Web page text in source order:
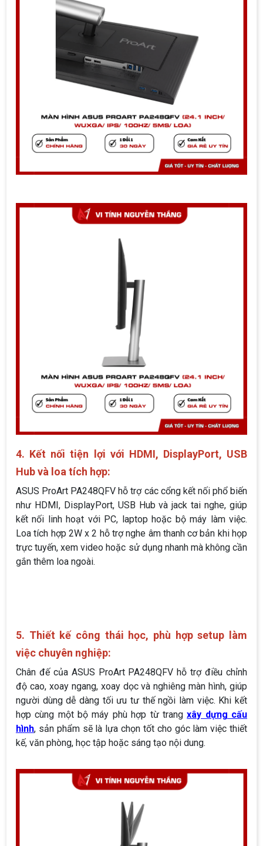
4. Kết nối tiện lợi với HDMI, DisplayPort, USB
Hub và loa tích hợp:
ASUS ProArt PA248QFV hỗ trợ các cổng kết nối phổ biến
như HDMI, DisplayPort, USB Hub và jack tai nghe, giúp
kết nối linh hoạt với PC, laptop hoặc bộ máy làm việc.
Loa tích hợp 2W x 2 hỗ trợ nghe âm thanh cơ bản khi họp
trực tuyến, xem video hoặc sử dụng nhanh mà không cần
gắn thêm loa ngoài.
5. Thiết kế công thái học, phù hợp setup làm
việc chuyên nghiệp:
Chân đế của ASUS ProArt PA248QFV hỗ trợ điều chỉnh
độ cao, xoay ngang, xoay dọc và nghiêng màn hình, giúp
người dùng dễ dàng tối ưu tư thế ngồi làm việc. Khi kết
hợp cùng một bộ máy phù hợp từ trangxây dựng cấu
hình, sản phẩm sẽ là lựa chọn tốt cho góc làm việc thiết
kế, văn phòng, học tập hoặc sáng tạo nội dung.